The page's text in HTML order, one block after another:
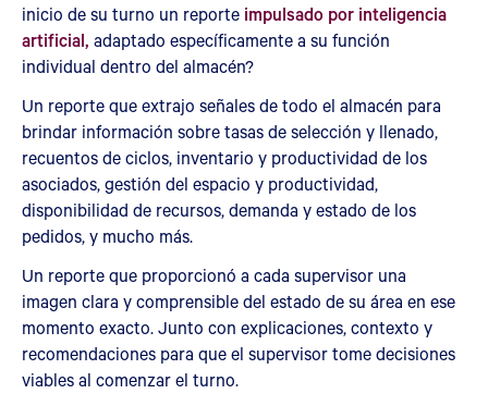
inicio de su turno un reporte impulsado por inteligencia
artificial, adaptado específicamente a su función
individual dentro del almacén?
Un reporte que extrajo señales de todo el almacén para
brindar información sobre tasas de selección y llenado,
recuentos de ciclos, inventario y productividad de los
asociados, gestión del espacio y productividad,
disponibilidad de recursos, demanda y estado de los
pedidos, y mucho más.
Un reporte que proporcionó a cada supervisor una
imagen clara y comprensible del estado de su área en ese
momento exacto. Junto con explicaciones, contexto y
recomendaciones para que el supervisor tome decisiones
viables al comenzar el turno.